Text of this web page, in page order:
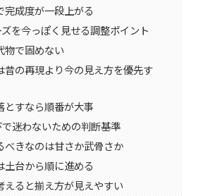
完成度が一段上がる
を今っぽく見せる調整ポイント
物で固めない
昔の再現より今の見え方を優先す
とすなら順番が大事
迷わないための判断基準
べきなのは甘さか武骨さか
土台から順に進める
えると揃え方が見えやすい